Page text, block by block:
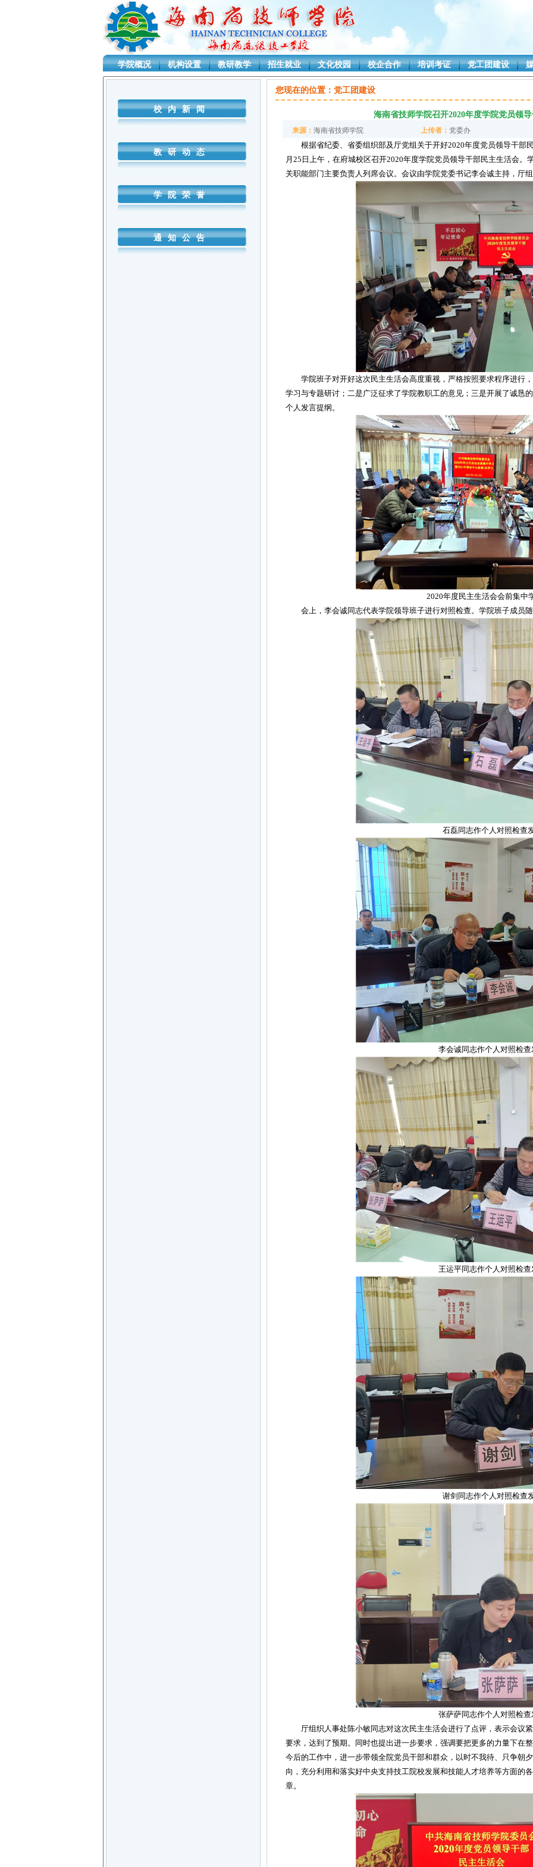
学院概况 机构设置 教研教学 招生就业 文化校园 校企合作 培训考证 党工团建设
D:\CYJ\Projects\sjxsystem\SjxSystem.Business\AgenClass.cs
校内新闻
教研动态
学院荣誉
通知公告
您现在的位置： 党工团建设
海南省技师学院召开2020年度学院党员领
来源： 海南省技师学院 上传者： 党委办
根据省纪委、省委组织部及厅党组关于开好2020年度党员领导干部
月25日上午，在府城校区召开2020年度学院党员领导干部民主生活会。
关职能部门主要负责人列席会议。会议由学院党委书记李会诚主持，厅
学院班子对开好这次民主生活会高度重视，严格按照要求程序进行
学习与专题研讨；二是广泛征求了学院教职工的意见；三是开展了诚恳
个人发言提纲。
2020年度民主生活会会前集中
会上，李会诚同志代表学院领导班子进行对照检查。学院班子成员
石磊同志作个人对照检查
李会诚同志作个人对照检查
王运平同志作个人对照检查
谢剑同志作个人对照检查
张萨萨同志作个人对照检查
厅组织人事处陈小敏同志对这次民主生活会进行了点评，表示会议
要求，达到了预期。同时也提出进一步要求，强调要把更多的力量下在
今后的工作中，进一步带领全院党员干部和群众，以时不我待、只争朝
向，充分利用和落实好中央支持技工院校发展和技能人才培养等方面的
章。